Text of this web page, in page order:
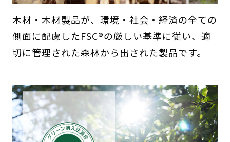
木材・木材製品が、環境・社会・経済の全ての
側面に配慮したFSC®の厳しい基準に従い、適
切に管理された森林から出された製品です。